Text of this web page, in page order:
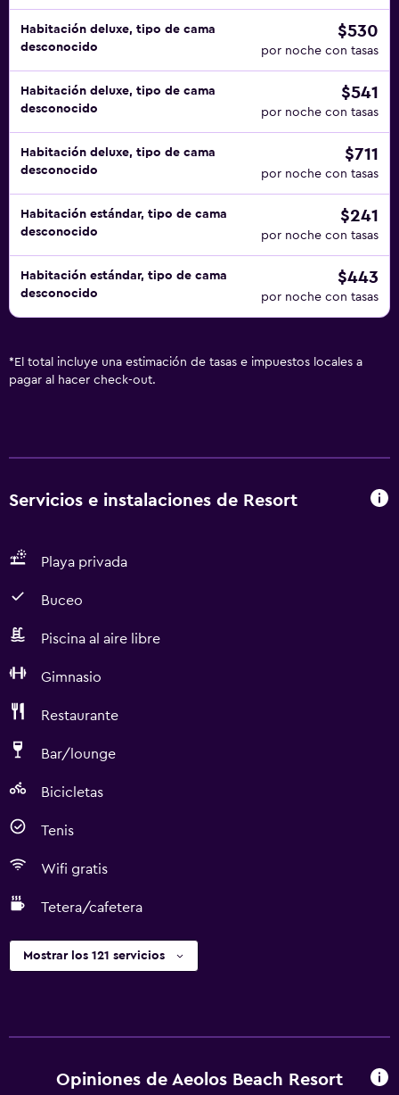
Habitación deluxe, tipo de cama
desconocido
$530
por noche con tasas
Habitación deluxe, tipo de cama
desconocido
$541
por noche con tasas
Habitación deluxe, tipo de cama
desconocido
$711
por noche con tasas
Habitación estándar, tipo de cama
desconocido
$241
por noche con tasas
Habitación estándar, tipo de cama
desconocido
$443
por noche con tasas
* El total incluye una estimación de tasas e impuestos locales a
pagar al hacer check-out.
Servicios e instalaciones de Resort
Playa privada
Buceo
Piscina al aire libre
Gimnasio
Restaurante
Bar/lounge
Bicicletas
Tenis
Wifi gratis
Tetera/cafetera
Mostrar los 121 servicios
Opiniones de Aeolos Beach Resort